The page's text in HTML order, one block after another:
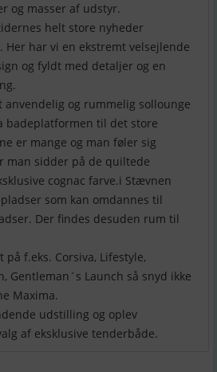
og masser af udstyr.
helt store nyheder
har vi en ekstremt velsejlende
og fyldt med detaljer og en
anvendelig og rummelig sollounge
badeplatformen til det store
er mange og man føler sig
man sidder på de quiltede
cognac farve.i Stævnen
som kan omdannes til
Der findes desuden rum til
f.eks. Corsiva, Lifestyle,
Gentleman´s Launch så snyd ikke
Maxima.
udstilling og oplev
af eksklusive tenderbåde.